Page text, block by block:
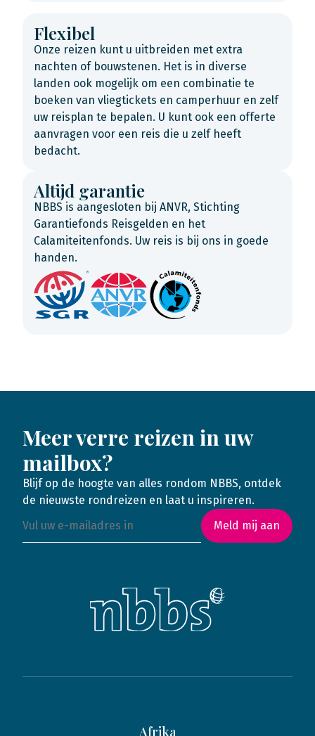
Flexibel
Onze reizen kunt u uitbreiden met extra
nachten of bouwstenen. Het is in diverse
landen ook mogelijk om een combinatie te
boeken van vliegtickets en camperhuur en zelf
uw reisplan te bepalen. U kunt ook een offerte
aanvragen voor een reis die u zelf heeft
bedacht.
Altijd garantie
NBBS is aangesloten bij ANVR, Stichting
Garantiefonds Reisgelden en het
Calamiteitenfonds. Uw reis is bij ons in goede
handen.
Meer verre reizen in uw
mailbox?
Blijf op de hoogte van alles rondom NBBS, ontdek
de nieuwste rondreizen en laat u inspireren.
Meld mij aan
Afrika